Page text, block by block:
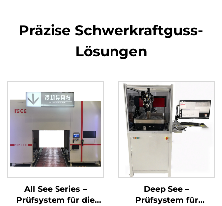
Präzise Schwerkraftguss-
Lösungen
All See Series –
Prüfsystem für die
Deep See –
Prüfsystem für